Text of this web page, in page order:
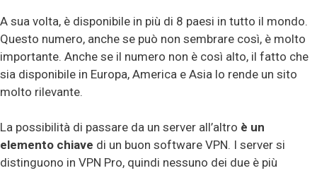
A sua volta, è disponibile in più di 8 paesi in tutto il mondo.
Questo numero, anche se può non sembrare così, è molto
importante. Anche se il numero non è così alto, il fatto che
sia disponibile in Europa, America e Asia lo rende un sito
molto rilevante.
La possibilità di passare da un server all’altro è un
elemento chiave di un buon software VPN. I server si
distinguono in VPN Pro, quindi nessuno dei due è più